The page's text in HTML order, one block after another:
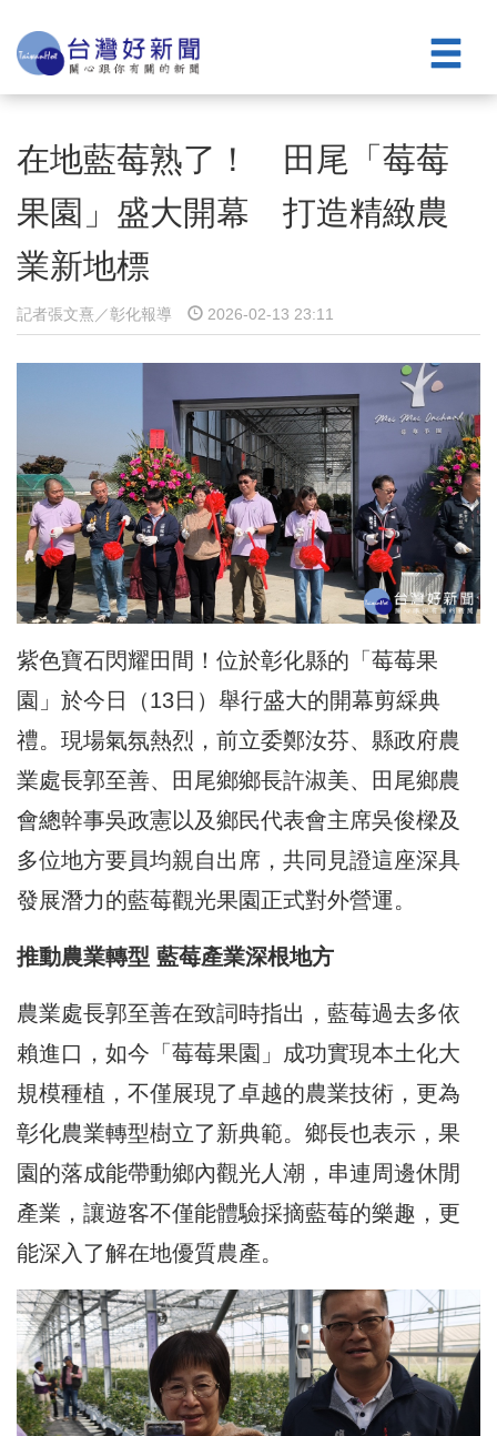
在地藍莓熟了！ 田尾「莓莓
果園」盛大開幕 打造精緻農
業新地標
記者張文熹／彰化報導 2026-02-13 23:11
紫色寶石閃耀田間！位於彰化縣的「莓莓果
園」於今日（13日）舉行盛大的開幕剪綵典
禮。現場氣氛熱烈，前立委鄭汝芬、縣政府農
業處長郭至善、田尾鄉鄉長許淑美、田尾鄉農
會總幹事吳政憲以及鄉民代表會主席吳俊樑及
多位地方要員均親自出席，共同見證這座深具
發展潛力的藍莓觀光果園正式對外營運。
推動農業轉型 藍莓產業深根地方
農業處長郭至善在致詞時指出，藍莓過去多依
賴進口，如今「莓莓果園」成功實現本土化大
規模種植，不僅展現了卓越的農業技術，更為
彰化農業轉型樹立了新典範。鄉長也表示，果
園的落成能帶動鄉內觀光人潮，串連周邊休閒
產業，讓遊客不僅能體驗採摘藍莓的樂趣，更
能深入了解在地優質農產。